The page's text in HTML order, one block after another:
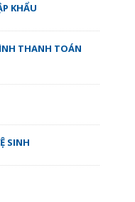
KHẨU
THANH TOÁN
SINH